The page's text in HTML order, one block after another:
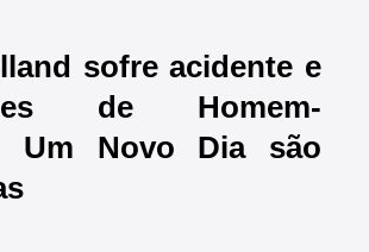
sofre acidente e
de Homem-
Um Novo Dia são